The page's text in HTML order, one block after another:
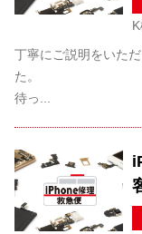
丁寧にご説明をいた
た。
待っ...